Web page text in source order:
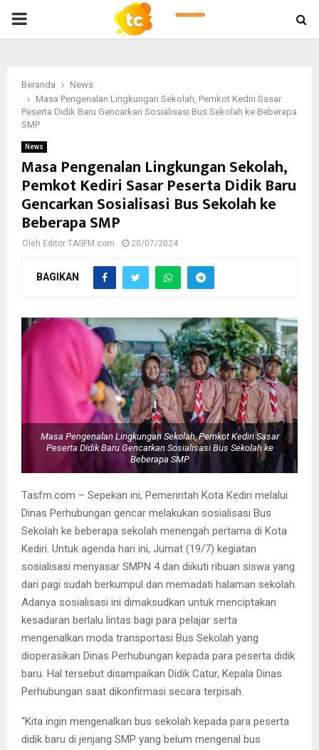
PRIMARY
Beranda
News
Masa Pengenalan Lingkungan Sekolah, Pemkot Kediri Sasar
Peserta Didik Baru Gencarkan Sosialisasi Bus Sekolah ke Beberapa
SMP
News
Masa Pengenalan Lingkungan Sekolah,
Pemkot Kediri Sasar Peserta Didik Baru
Gencarkan Sosialisasi Bus Sekolah ke
Beberapa SMP
Oleh Editor TASFM.com 20/07/2024
BAGIKAN
Masa Pengenalan Lingkungan Sekolah, Pemkot Kediri Sasar
Peserta Didik Baru Gencarkan Sosialisasi Bus Sekolah ke
Beberapa SMP
Tasfm.com – Sepekan ini, Pemerintah Kota Kediri melalui
Dinas Perhubungan gencar melakukan sosialisasi Bus
Sekolah ke beberapa sekolah menengah pertama di Kota
Kediri. Untuk agenda hari ini, Jumat (19/7) kegiatan
sosialisasi menyasar SMPN 4 dan diikuti ribuan siswa yang
dari pagi sudah berkumpul dan memadati halaman sekolah.
Adanya sosialisasi ini dimaksudkan untuk menciptakan
kesadaran berlalu lintas bagi para pelajar serta
mengenalkan moda transportasi Bus Sekolah yang
dioperasikan Dinas Perhubungan kepada para peserta didik
baru. Hal tersebut disampaikan Didik Catur, Kepala Dinas
Perhubungan saat dikonfirmasi secara terpisah.
“Kita ingin mengenalkan bus sekolah kepada para peserta
didik baru di jenjang SMP yang belum mengenal bus